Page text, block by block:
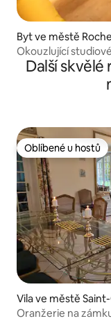
Byt ve městě
Okouzlující
klimatizace, obří
Další
Oblíbené u hostů
Oblíbené u hostů
Vila ve městě
Oranžerie na